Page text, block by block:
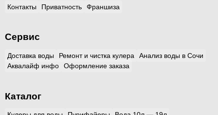
Контакты Приватность Франшиза
Сервис
Доставка воды Ремонт и чистка кулера
Анализ воды в Сочи
Аквалайф инфо
Оформление заказа
Каталог